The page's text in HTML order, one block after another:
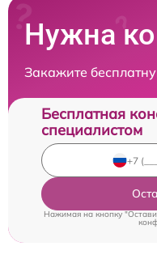
Нужна
Закажите
Бесплатная
специалистом
Нажимая на кнопку